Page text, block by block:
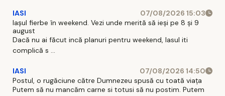
IASI
07/08/2026 15:03
Iașul fierbe în weekend. Vezi unde merită să ieși pe 8 și 9
august
Dacă nu ai făcut incă planuri pentru weekend, Iasul iti
complică s ...
IASI
07/08/2026 14:50
Postul, o rugăciune către Dumnezeu spusă cu toată viața
Putem să nu mancăm carne si totusi să nu postim. Putem